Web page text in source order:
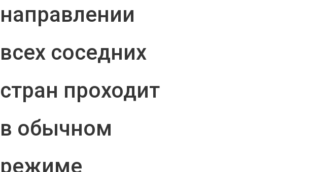
направлении
всех соседних
стран проходит
в обычном
режиме